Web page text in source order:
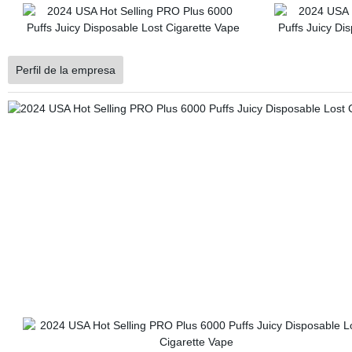
Perfil de la empresa